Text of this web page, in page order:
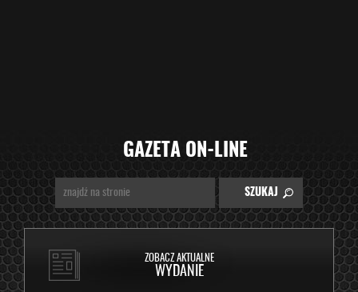
GAZETA ON-LINE
ZOBACZ AKTUALNE
WYDANIE